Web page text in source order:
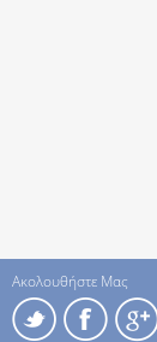
Ακολουθήστε Μας